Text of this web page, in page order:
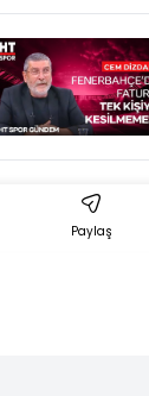
Paylaş